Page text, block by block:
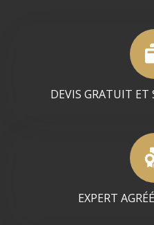
DEVIS GRATUIT ET
EXPERT